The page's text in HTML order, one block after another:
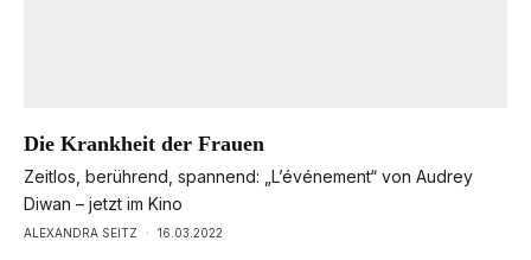
Die Krankheit der Frauen
Zeitlos, berührend, spannend: „L’événement“ von Audrey
Diwan – jetzt im Kino
ALEXANDRA SEITZ · 16.03.2022